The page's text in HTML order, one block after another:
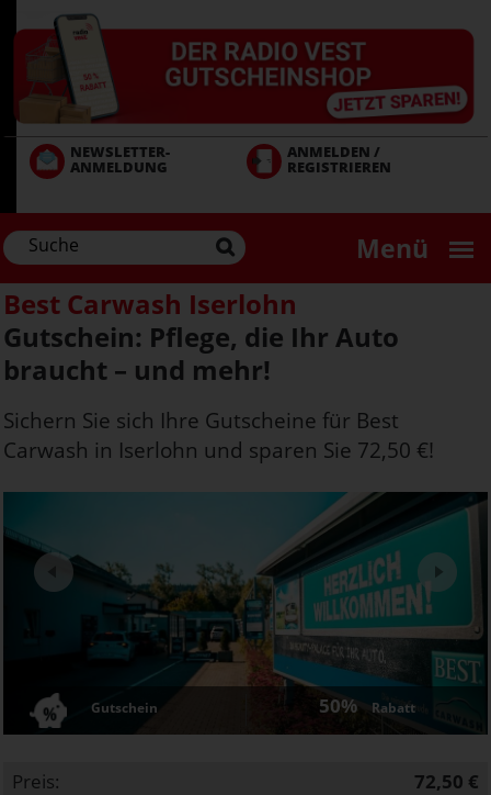
zum
Inhalt
NEWSLETTER-
ANMELDUNG
ANMELDEN /
REGISTRIEREN
Menü
Best Carwash Iserlohn
Gutschein: Pflege, die Ihr Auto
braucht – und mehr!
Sichern Sie sich Ihre Gutscheine für Best
Carwash in Iserlohn und sparen Sie 72,50 €!
Gutschein 50% Rabatt
Next
Preis: 72,50 €